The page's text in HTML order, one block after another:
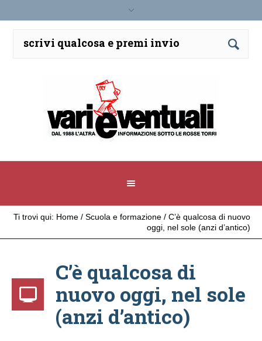
Ti trovi qui: Home / Scuola e formazione / C’è qualcosa di nuovo
oggi, nel sole (anzi d’antico)
C’è qualcosa di
nuovo oggi, nel sole
(anzi d’antico)